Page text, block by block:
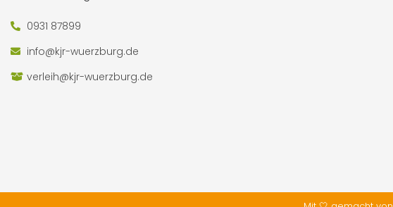
0931 87899
info@kjr-wuerzburg.de
verleih@kjr-wuerzburg.de